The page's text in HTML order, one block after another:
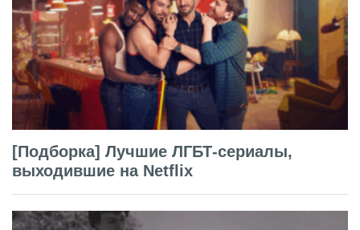
[Подборка] Лучшие ЛГБТ-сериалы,
выходившие на Netflix